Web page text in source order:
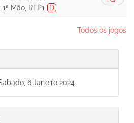
1ª Mão, RTP1
D
Todos os jogos
6 Janeiro 2024